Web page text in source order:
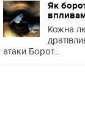
Як
Кожна
атаки Борот...